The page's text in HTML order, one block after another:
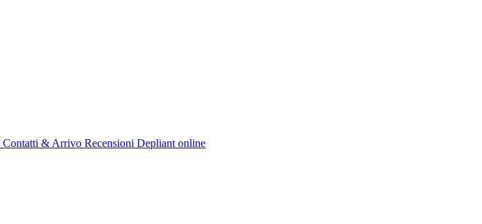
Contatti & Arrivo Recensioni Depliant online